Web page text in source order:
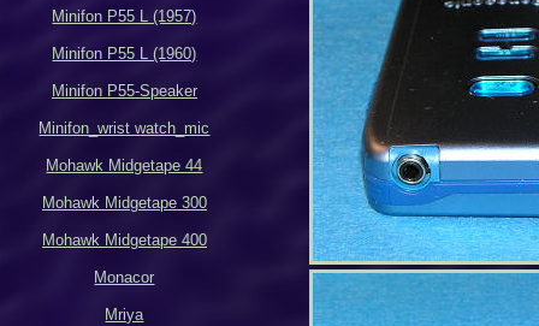
Minifon P55 L (1957)
Minifon P55 L (1960)
Minifon P55-Speaker
Minifon_wrist watch_mic
Mohawk Midgetape 44
Mohawk Midgetape 300
Mohawk Midgetape 400
Monacor
Mriya